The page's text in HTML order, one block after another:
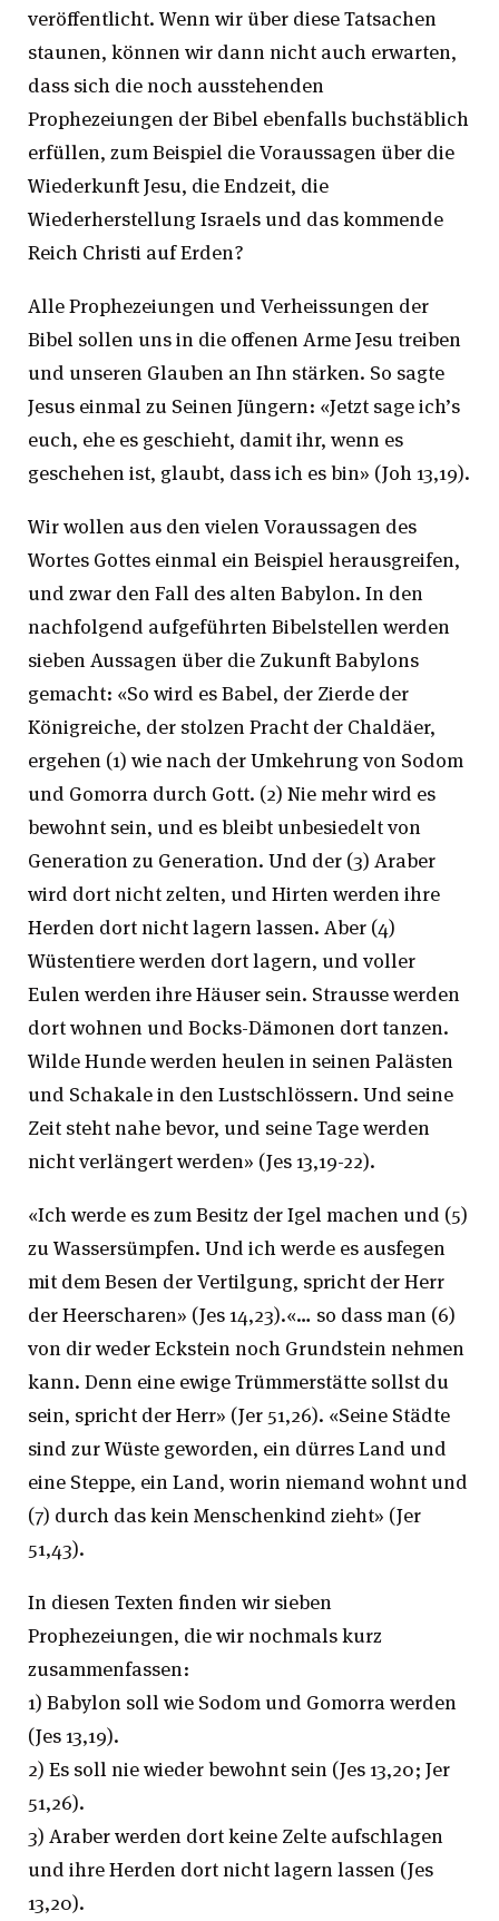
veröffentlicht. Wenn wir über diese Tatsachen
staunen, können wir dann nicht auch erwarten,
dass sich die noch ausstehenden
Prophezeiungen der Bibel ebenfalls buchstäblich
erfüllen, zum Beispiel die Voraussagen über die
Wiederkunft Jesu, die Endzeit, die
Wiederherstellung Israels und das kommende
Reich Christi auf Erden?
Alle Prophezeiungen und Verheissungen der
Bibel sollen uns in die offenen Arme Jesu treiben
und unseren Glauben an Ihn stärken. So sagte
Jesus einmal zu Seinen Jüngern: «Jetzt sage ich’s
euch, ehe es geschieht, damit ihr, wenn es
geschehen ist, glaubt, dass ich es bin» (Joh 13,19).
Wir wollen aus den vielen Voraussagen des
Wortes Gottes einmal ein Beispiel herausgreifen,
und zwar den Fall des alten Babylon. In den
nachfolgend aufgeführten Bibelstellen werden
sieben Aussagen über die Zukunft Babylons
gemacht: «So wird es Babel, der Zierde der
Königreiche, der stolzen Pracht der Chaldäer,
ergehen (1) wie nach der Umkehrung von Sodom
und Gomorra durch Gott. (2) Nie mehr wird es
bewohnt sein, und es bleibt unbesiedelt von
Generation zu Generation. Und der (3) Araber
wird dort nicht zelten, und Hirten werden ihre
Herden dort nicht lagern lassen. Aber (4)
Wüstentiere werden dort lagern, und voller
Eulen werden ihre Häuser sein. Strausse werden
dort wohnen und Bocks-Dämonen dort tanzen.
Wilde Hunde werden heulen in seinen Palästen
und Schakale in den Lustschlössern. Und seine
Zeit steht nahe bevor, und seine Tage werden
nicht verlängert werden» (Jes 13,19-22).
«Ich werde es zum Besitz der Igel machen und (5)
zu Wassersümpfen. Und ich werde es ausfegen
mit dem Besen der Vertilgung, spricht der Herr
der Heerscharen» (Jes 14,23).«… so dass man (6)
von dir weder Eckstein noch Grundstein nehmen
kann. Denn eine ewige Trümmerstätte sollst du
sein, spricht der Herr» (Jer 51,26). «Seine Städte
sind zur Wüste geworden, ein dürres Land und
eine Steppe, ein Land, worin niemand wohnt und
(7) durch das kein Menschenkind zieht» (Jer
51,43).
In diesen Texten finden wir sieben
Prophezeiungen, die wir nochmals kurz
zusammenfassen:
1) Babylon soll wie Sodom und Gomorra werden
(Jes 13,19).
2) Es soll nie wieder bewohnt sein (Jes 13,20; Jer
51,26).
3) Araber werden dort keine Zelte aufschlagen
und ihre Herden dort nicht lagern lassen (Jes
13,20).